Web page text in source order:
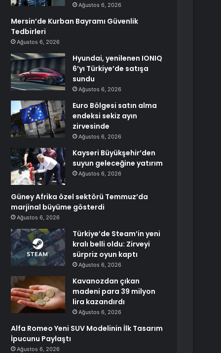
Ağustos 6, 2026
Mersin’de Kurban Bayramı Güvenlik
Tedbirleri
Ağustos 6, 2026
Hyundai, yenilenen IONIQ
6’yı Türkiye’de satışa
sundu
Ağustos 6, 2026
Euro Bölgesi satın alma
endeksi sekiz ayın
zirvesinde
Ağustos 6, 2026
Kayseri Büyükşehir’den
suyun geleceğine yatırım
Ağustos 6, 2026
Güney Afrika özel sektörü Temmuz’da
marjinal büyüme gösterdi
Ağustos 6, 2026
Türkiye’de Steam’in yeni
kralı belli oldu: Zirveyi
sürpriz oyun kaptı
Ağustos 6, 2026
Kavanozdan çıkan
madeni para 39 milyon
lira kazandırdı
Ağustos 6, 2026
Alfa Romeo Yeni SUV Modelinin İlk Tasarım
İpucunu Paylaştı
Ağustos 6, 2026